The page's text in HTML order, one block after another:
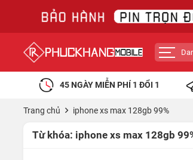
45 NGÀY MIỄN PHÍ 1 ĐỔI 1
Trang chủ iphone xs max 128gb 99%
Từ khóa: iphone xs max 128gb